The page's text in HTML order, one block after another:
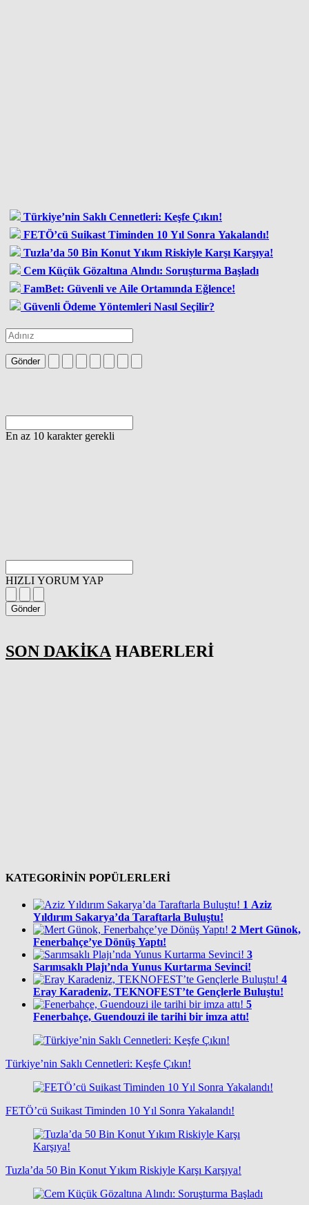
Türkiye’nin Saklı Cennetleri: Keşfe Çıkın!
FETÖ’cü Suikast Timinden 10 Yıl Sonra Yakalandı!
Tuzla’da 50 Bin Konut Yıkım Riskiyle Karşı Karşıya!
Cem Küçük Gözaltına Alındı: Soruşturma Başladı
FamBet: Güvenli ve Aile Ortamında Eğlence!
Güvenli Ödeme Yöntemleri Nasıl Seçilir?
Gönder
En az 10 karakter gerekli
HIZLI YORUM YAP
Gönder
SON DAKİKA HABERLERİ
KATEGORİNİN POPÜLERLERİ
1 Aziz
Yıldırım Sakarya’da Taraftarla Buluştu!
2 Mert Günok,
Fenerbahçe’ye Dönüş Yaptı!
3
Sarımsaklı Plajı’nda Yunus Kurtarma Sevinci!
4
Eray Karadeniz, TEKNOFEST’te Gençlerle Buluştu!
5
Fenerbahçe, Guendouzi ile tarihi bir imza attı!
Türkiye’nin Saklı Cennetleri: Keşfe Çıkın!
FETÖ’cü Suikast Timinden 10 Yıl Sonra Yakalandı!
Tuzla’da 50 Bin Konut Yıkım Riskiyle Karşı Karşıya!